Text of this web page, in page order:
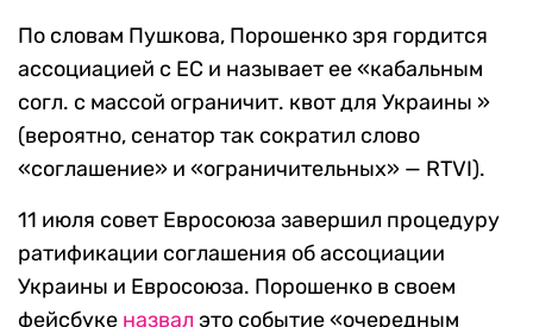
По словам Пушкова, Порошенко зря гордится
ассоциацией с ЕС и называет ее «кабальным
согл. с массой ограничит. квот для Украины »
(вероятно, сенатор так сократил слово
«соглашение» и «ограничительных» — RTVI).
11 июля совет Евросоюза завершил процедуру
ратификации соглашения об ассоциации
Украины и Евросоюза. Порошенко в своем
фейсбуке назвал это событие «очередным